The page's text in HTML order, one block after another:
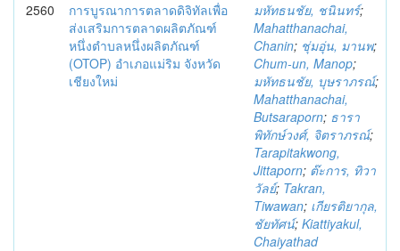
2560
การบูรณาการตลาดดิจิทัลเพื่อ
ส่งเสริมการตลาดผลิตภัณฑ์
หนึ่งตำบลหนึ่งผลิตภัณฑ์
(OTOP) อำเภอแม่ริม จังหวัด
เชียงใหม่
มหัทธนชัย, ชนินทร์;
Mahatthanachai,
Chanin; ชุ่มอุ่น, มานพ;
Chum-un, Manop;
มหัทธนชัย, บุษราภรณ์;
Mahatthanachai,
Butsaraporn; ธารา
พิทักษ์วงศ์, จิตราภรณ์;
Tarapitakwong,
Jittaporn; ต๊ะการ, ทิวา
วัลย์; Takran,
Tiwawan; เกียรติยากุล,
ชัยทัศน์; Kiattiyakul,
Chaiyathad